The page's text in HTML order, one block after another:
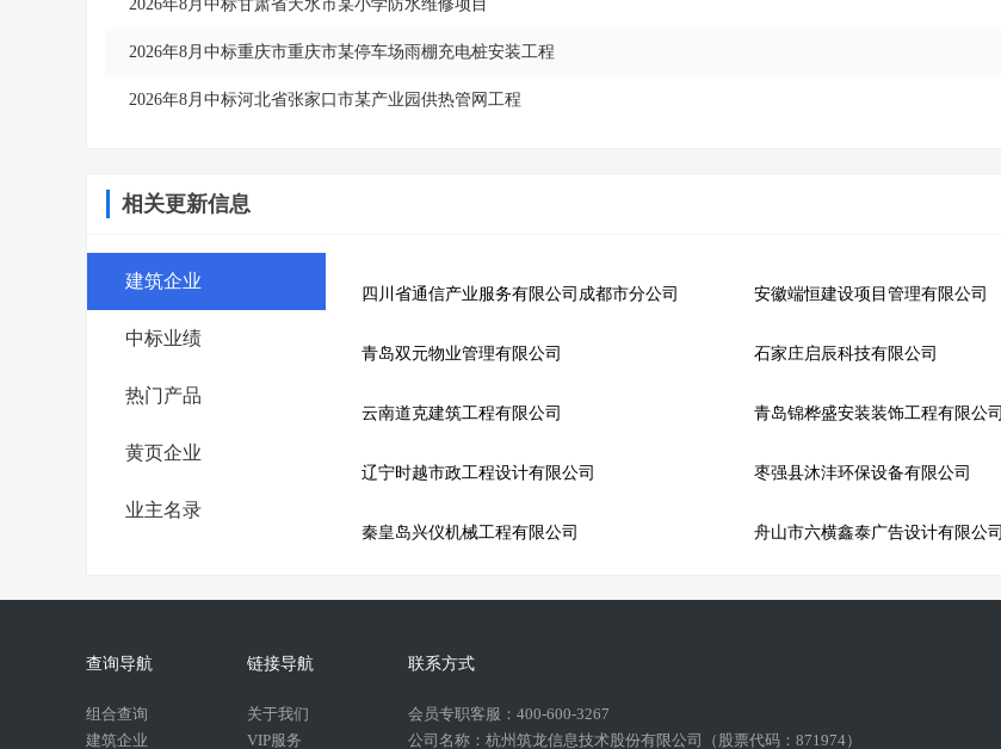
2026年8月中标甘肃省天水市某小学防水维修项目
2026年8月中标重庆市重庆市某停车场雨棚充电桩安装工程
2026年8月中标河北省张家口市某产业园供热管网工程
相关更新信息
建筑企业
中标业绩
热门产品
黄页企业
业主名录
四川省通信产业服务有限公司成都市分公司 安徽端恒建设项目管理有限公司
青岛双元物业管理有限公司 石家庄启辰科技有限公司
云南道克建筑工程有限公司 青岛锦桦盛安装装饰工程有限公司
辽宁时越市政工程设计有限公司 枣强县沐沣环保设备有限公司
秦皇岛兴仪机械工程有限公司 舟山市六横鑫泰广告设计有限公司
查询导航
组合查询
建筑企业
链接导航
关于我们
VIP服务
联系方式
会员专职客服：400-600-3267
公司名称：杭州筑龙信息技术股份有限公司（股票代码：871974）